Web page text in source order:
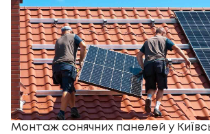
Монтаж сонячних панелей у